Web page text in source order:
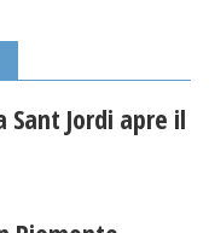
Sant Jordi apre il